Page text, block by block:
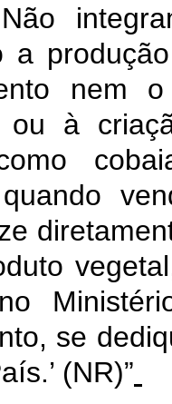
a
nem
ou à
se
(NR)”